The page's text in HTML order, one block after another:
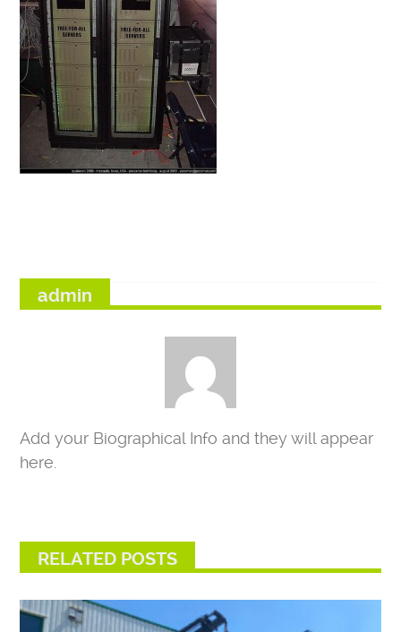
admin
Add your Biographical Info and they will appear
here.
RELATED POSTS